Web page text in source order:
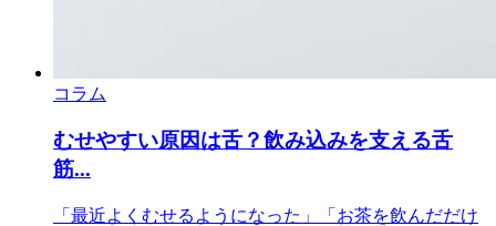
コラム
むせやすい原因は舌？飲み込みを支える舌
筋...
「最近よくむせるようになった」「お茶を飲んだだけ